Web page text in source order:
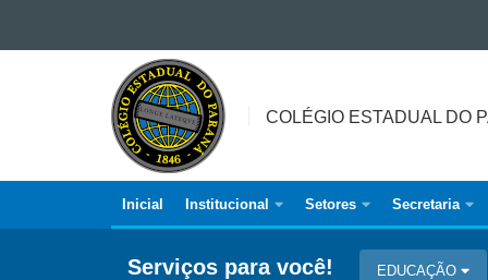
Ir para o conteúdo
Ir para a navegação
Ir para a busca
Mapa do site
COLÉGIO
ESTADUAL
DO
PARANÁ
COLÉGIO ESTADUAL DO
Navegação
principal
Inicial Institucional Setores Secretaria
Serviços para você! EDUCAÇÃO